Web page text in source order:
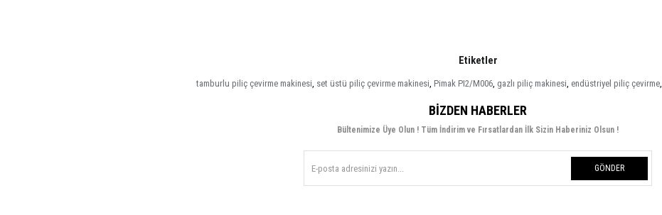
Etiketler
tamburlu piliç çevirme makinesi, set üstü piliç çevirme makinesi, Pimak PI2/M006, gazlı piliç makinesi, endüstriyel piliç çevirme,
BIZDEN HABERLER
Bültenimize Üye Olun ! Tüm İndirim ve Fırsatlardan İlk Sizin Haberiniz Olsun !
GÖNDER